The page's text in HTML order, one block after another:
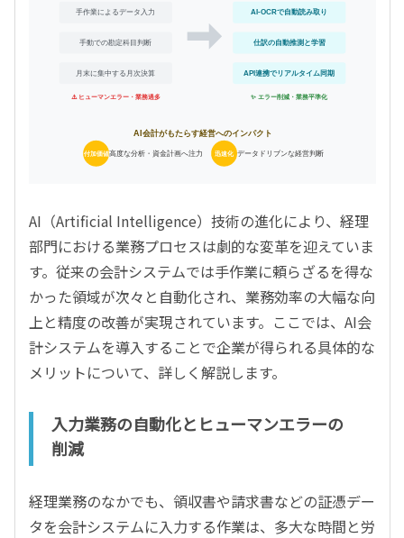
手作業によるデータ入力
手動での勘定科目判断
月末に集中する月次決算
⚠️ ヒューマンエラー・業務過多
AI-OCRで自動読み取り
仕訳の自動推測と学習
API連携でリアルタイム同期
✨ エラー削減・業務平準化
AI会計がもたらす経営へのインパクト
付加価値高度な分析・資金計画へ注力 迅速化 データドリブンな経営判断
AI（Artificial Intelligence）技術の進化により、経理
部門における業務プロセスは劇的な変革を迎えていま
す。従来の会計システムでは手作業に頼らざるを得な
かった領域が次々と自動化され、業務効率の大幅な向
上と精度の改善が実現されています。ここでは、AI会
計システムを導入することで企業が得られる具体的な
メリットについて、詳しく解説します。
入力業務の自動化とヒューマンエラーの
削減
経理業務のなかでも、領収書や請求書などの証憑デー
タを会計システムに入力する作業は、多大な時間と労